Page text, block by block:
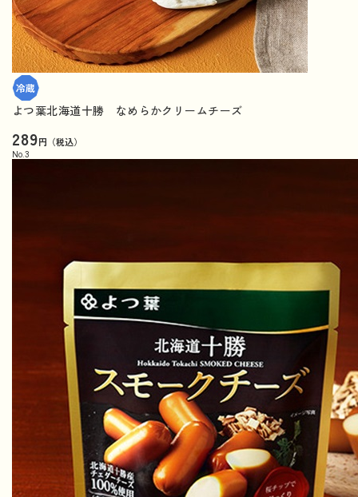
よつ葉北海道十勝 なめらかクリームチーズ
289円（税込）
No. 3